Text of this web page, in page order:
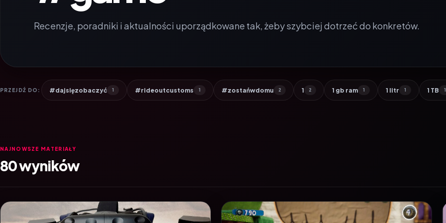
Recenzje, poradniki i aktualności uporządkowane tak, żeby szybciej dotrzeć do konkretów.
PRZEJDŹ DO: #dajsięzobaczyć 1 #rideoutcustoms 1 #zostańwdomu 2 1 2 1 gb ram 1 1 litr 1 1 TB 1
NAJNOWSZE MATERIAŁY
80 wyników